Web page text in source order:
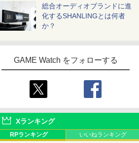
総合オーディオブランドに進
化するSHANLINGとは何者
か？
GAME Watch をフォローする
Xランキング
RPランキング いいねランキング